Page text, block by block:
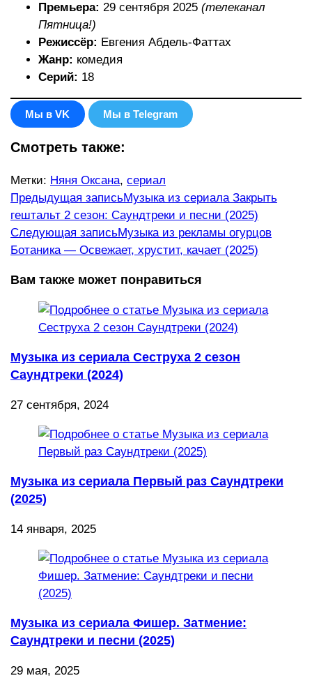
Премьера: 29 сентября 2025 (телеканал
Пятница!)
Режиссёр: Евгения Абдель-Фаттах
Жанр: комедия
Серий: 18
Мы в VK Мы в Telegram
Смотреть также:
Метки: Няня Оксана, сериал
Еще
статьи
Предыдущая записьМузыка из сериала Закрыть
гештальт 2 сезон: Саундтреки и песни (2025)
Следующая записьМузыка из рекламы огурцов
Ботаника — Освежает, хрустит, качает (2025)
Вам также может понравиться
Музыка из сериала Сеструха 2 сезон
Саундтреки (2024)
27 сентября, 2024
Музыка из сериала Первый раз Саундтреки
(2025)
14 января, 2025
Музыка из сериала Фишер. Затмение:
Саундтреки и песни (2025)
29 мая, 2025